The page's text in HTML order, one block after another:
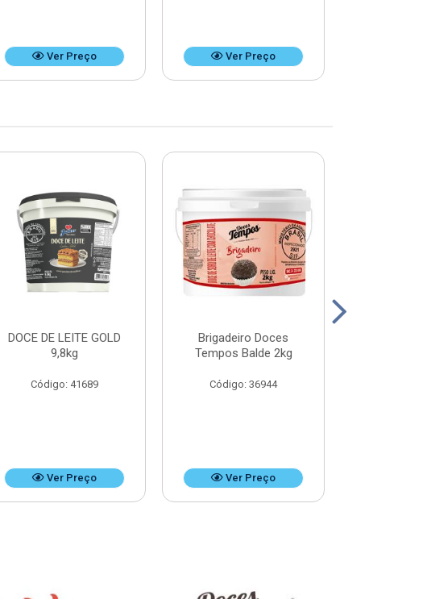
Ver Preço Ver Preço
DOCE DE LEITE GOLD
9,8kg
Código: 41689
Ver Preço
Brigadeiro Doces
Tempos Balde 2kg
Código: 36944
Ver Preço